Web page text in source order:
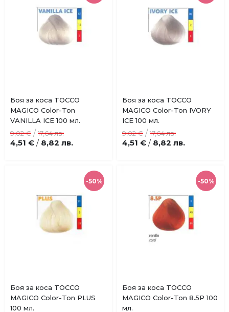
в
любими
Купи
Боя за коса TOCCO
MAGICO Color-Ton
VANILLA ICE 100 мл.
4,51 € / 8,82 лв.
9,02 € /17,64 лв.
Добави
в
Купи
Боя за коса TOCCO
MAGICO Color-Ton IVORY
ICE 100 мл.
4,51 € / 8,82 лв.
9,02 € /17,64 лв.
-50%
Добави
в
Купи
Боя за коса TOCCO
MAGICO Color-Ton PLUS
100 мл.
-50%
Добави
в
Купи
Боя за коса TOCCO
MAGICO Color-Ton 8.5P 100
мл.